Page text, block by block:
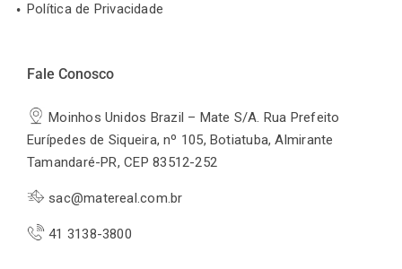
Política de Privacidade
Fale Conosco
Moinhos Unidos Brazil – Mate S/A. Rua Prefeito
Eurípedes de Siqueira, nº 105, Botiatuba, Almirante
Tamandaré-PR, CEP 83512-252
sac@matereal.com.br
41 3138-3800